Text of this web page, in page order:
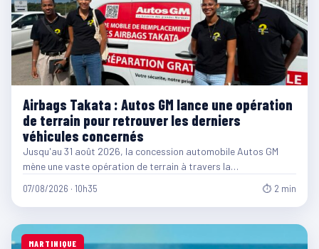
Airbags Takata : Autos GM lance une opération
de terrain pour retrouver les derniers
véhicules concernés
Jusqu'au 31 août 2026, la concession automobile Autos GM
mène une vaste opération de terrain à travers la…
07/08/2026 · 10h35 ⏱ 2 min
MARTINIQUE